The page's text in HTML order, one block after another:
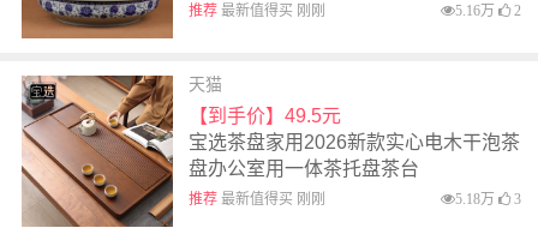
推荐最新值得买 刚刚 5.16万 2
天猫
【到手价】49.5元
宝选茶盘家用2026新款实心电木干泡茶
盘办公室用一体茶托盘茶台
推荐最新值得买 刚刚 5.18万 3